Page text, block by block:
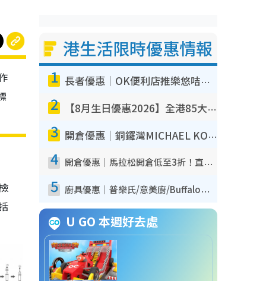
港生活限時優惠情報
1 長者優惠｜OK便利店推樂悠咭優惠！買麵包/牛奶/保健品拍卡即減
2 【8月生日優惠2026】全港85大食買玩著數攻略 自助餐/火鍋放題同行免費＋誠品/DONKI送現金券
3 開倉優惠｜銅鑼灣MICHAEL KORS開倉低至17折！直擊$500起買手袋/銀包/鞋款 必買經典Jet Set系列
4 開倉優惠｜馬拉松開倉低至3折！直擊$99起買adidas／New Balance／Puma鞋款 STANLEY保溫杯劈價至$119起
5 廚具優惠｜普樂氏/意美廚/Buffalo廚具低至3折！$89起買煎鍋／炒鑊／個人鍋 同場小家電激減至$99起
U GO 本週好去處